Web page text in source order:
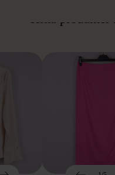
Hitta produkter